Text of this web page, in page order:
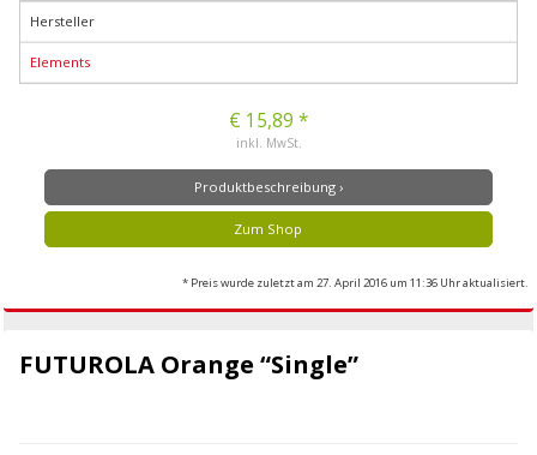
Hersteller
Elements
€ 15,89 *
inkl. MwSt.
Produktbeschreibung ›
Zum Shop
* Preis wurde zuletzt am 27. April 2016 um 11:36 Uhr aktualisiert.
FUTUROLA Orange “Single”